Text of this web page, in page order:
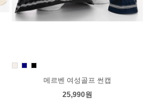
메르벤 여성골프 썬캡
25,990원